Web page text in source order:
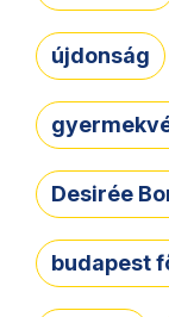
újdonság
Desirée
budapest